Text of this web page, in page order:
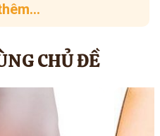
CHỦ ĐỀ